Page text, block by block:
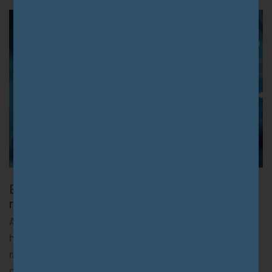
Entenda o papel do sistema endocanabinoide
na Síndrome do X frágil
A síndrome do X frágil (SXF) é um distúrbio genético
hereditário do neurodesenvolvimento que envolve
mutações no gene FMR1 do cromossomo X. É